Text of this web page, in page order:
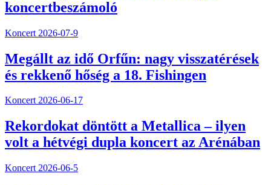
koncertbeszámoló
Koncert 2026-07-9
Megállt az idő Orfűn: nagy visszatérések
és rekkenő hőség a 18. Fishingen
Koncert 2026-06-17
Rekordokat döntött a Metallica – ilyen
volt a hétvégi dupla koncert az Arénában
Koncert 2026-06-5